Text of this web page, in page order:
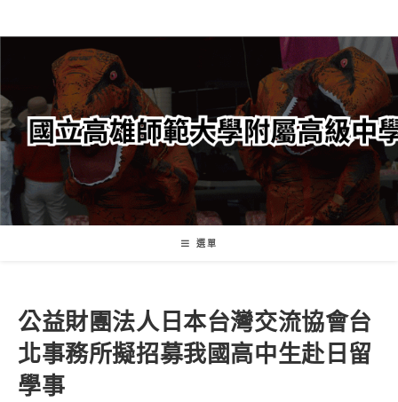
轉
要
內
容
選單
公益財團法人日本台灣交流協會台
北事務所擬招募我國高中生赴日留
學事